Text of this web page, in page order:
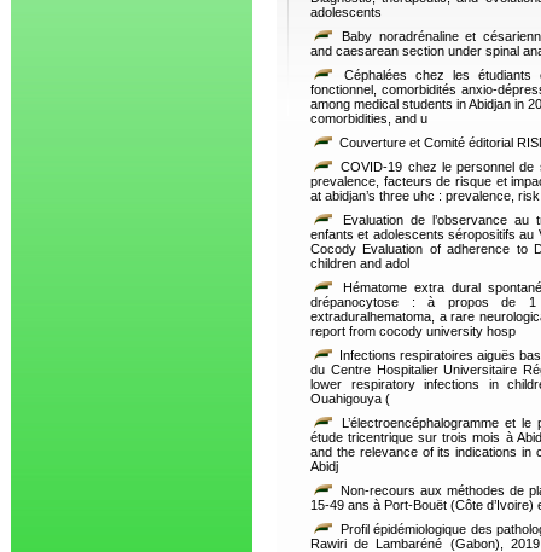
adolescents
Baby noradrénaline et
and caesarean section under spinal
Céphalées chez les
fonctionnel, comorbidités anxio-
among medical students in Abidjan in
comorbidities, and u
Couverture et Comité éditorial
COVID-19 chez le personnel de
prevalence, facteurs de risque et
at abidjan’s three uhc : prevalence,
Evaluation de l’observance
enfants et adolescents séropositifs
Cocody Evaluation of adherence to
children and adol
Hématome extra dural
drépanocytose : à propos de
extraduralhematoma, a rare
report from cocody university hosp
Infections respiratoires aiguës
du Centre Hospitalier Universitaire
lower respiratory infections in
Ouahigouya (
L’électroencéphalogramme et
étude tricentrique sur trois mois à
and the relevance of its indications in
Abidj
Non-recours aux méthodes de
15-49 ans à Port-Bouët (Côte
Profil épidémiologique des
Rawiri de Lambaréné (Gabon),